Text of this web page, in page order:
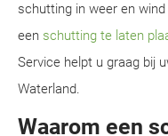
schutting in weer en
een schutting te laten
Service helpt u graag bij
Waterland.
Waarom een